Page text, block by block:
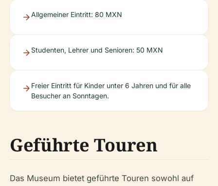
Allgemeiner Eintritt: 80 MXN
Studenten, Lehrer und Senioren: 50 MXN
Freier Eintritt für Kinder unter 6 Jahren und für alle
Besucher an Sonntagen.
Geführte Touren
Das Museum bietet geführte Touren sowohl auf